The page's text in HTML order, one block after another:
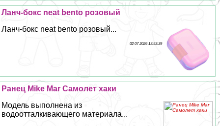
Ланч-бокс neat bento розовый
Ланч-бокс neat bento розовый...
02 07 2026 13:53:39
Ранец Mike Mar Самолет хаки
Модель выполнена из
водоотталкивающего материала...